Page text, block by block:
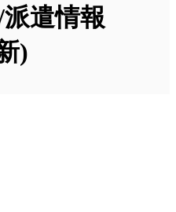
遣情報
)